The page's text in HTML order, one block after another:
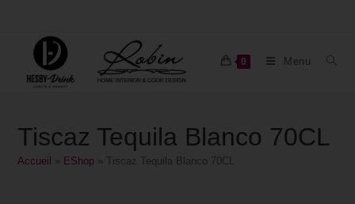
0 Menu
Tiscaz Tequila Blanco 70CL
Accueil EShop Tiscaz Tequila Blanco 70CL